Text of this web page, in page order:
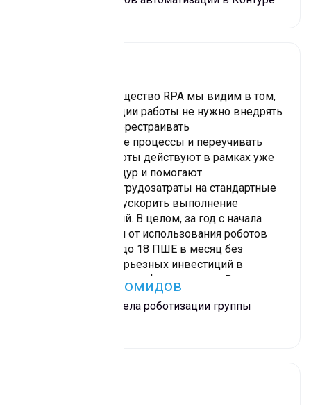
устает. Сотрудник высвобождает время и
Основное преимущество RPA мы видим в том,
что для оптимизации работы не нужно внедрять
новую систему, перестраивать
производственные процессы и переучивать
сотрудников. Роботы действуют в рамках уже
известных процедур и помогают
минимизировать трудозатраты на стандартные
функции, а также ускорить выполнение
рутинных операций. В целом, за год с начала
проекта, компания от использования роботов
уже выигрывает до 18 ПШЕ в месяц без
необходимости серьезных инвестиций в
изменение ИТ-ландшафта компании. В планах
до конца года поднять этот показатель
минимум до 50 ПШЕ, подобная оптимизация
Дмитрий Голомидов
Руководитель отдела роботизации группы